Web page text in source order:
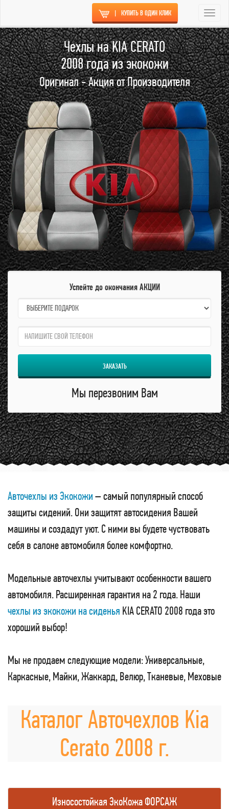
| КУПИТЬ В ОДИН КЛИК
Чехлы на KIA CERATO
2008 года из экокожи
Оригинал - Акция от Производителя
Успейте до окончания АКЦИИ
name:
qzw:
ЗАКАЗАТЬ
Мы перезвоним Вам
Авточехлы из Экокожи– самый популярный способ
защиты сидений. Они защитят автосидения Вашей
машины и создадут уют. С ними вы будете чуствовать
себя в салоне автомобиля более комфортно.
Модельные авточехлы учитывают особенности вашего
автомобиля. Расширенная гарантия на 2 года. Наши
чехлы из экокожи на сиденья KIA CERATO 2008 года это
хороший выбор!
Мы не продаем следующие модели: Универсальные,
Каркасные, Майки, Жаккард, Велюр, Тканевые, Меховые
Каталог Авточехлов Kia
Cerato 2008 г.
Износостойкая ЭкоКожа ФОРСАЖ